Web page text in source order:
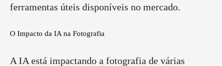
ferramentas úteis disponíveis no mercado.
O Impacto da IA na Fotografia
A IA está impactando a fotografia de várias